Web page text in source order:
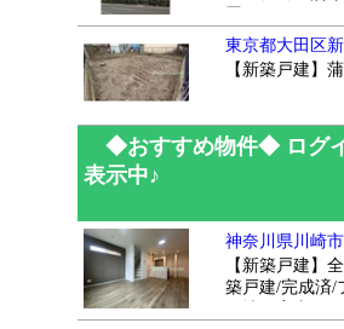
東京都大田区
【新築戸建】
◆おすすめ物件◆ ログ
表示中♪
神奈川県川崎
【新築戸建】
築戸建/完成済/